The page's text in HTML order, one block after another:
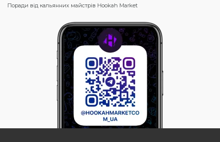
Поради від кальянних майстрів Hookah Market